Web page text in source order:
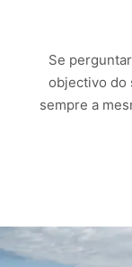
Se
objectivo do
sempre a